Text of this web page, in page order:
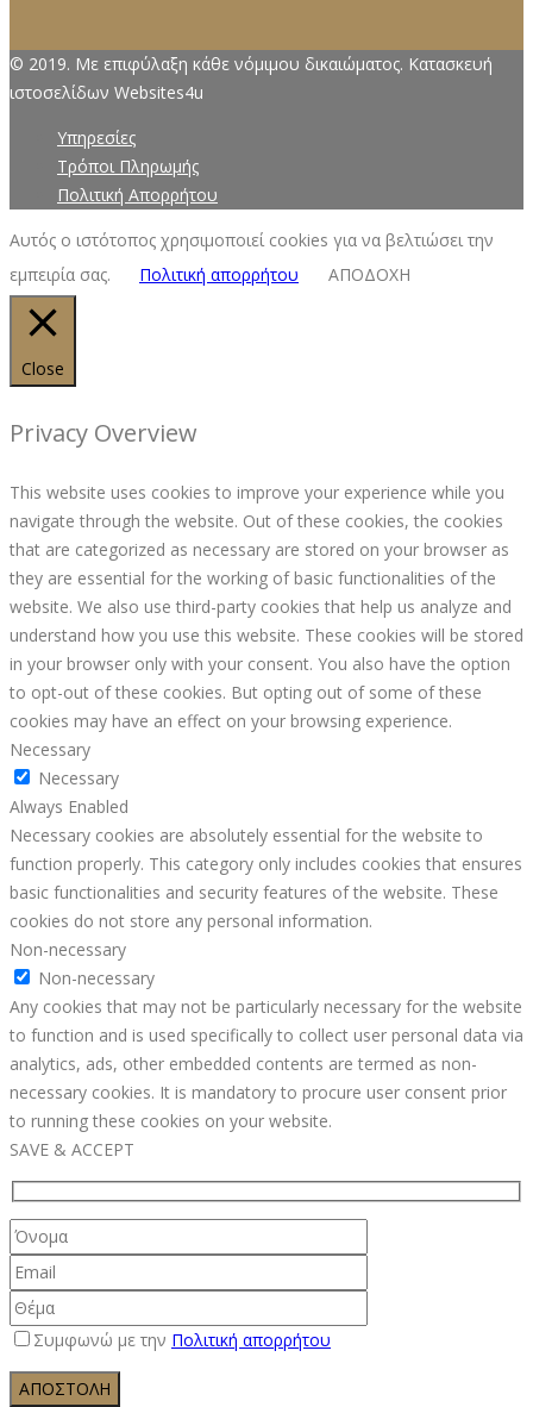
© 2019. Με επιφύλαξη κάθε νόμιμου δικαιώματος. Κατασκευή
ιστοσελίδων Websites4u
Υπηρεσίες
Τρόποι Πληρωμής
Πολιτική Απορρήτου
Αυτός ο ιστότοπος χρησιμοποιεί cookies για να βελτιώσει την
εμπειρία σας.
Πολιτική απορρήτου ΑΠΟΔΟΧΗ
Close
Privacy Overview
This website uses cookies to improve your experience while you
navigate through the website. Out of these cookies, the cookies
that are categorized as necessary are stored on your browser as
they are essential for the working of basic functionalities of the
website. We also use third-party cookies that help us analyze and
understand how you use this website. These cookies will be stored
in your browser only with your consent. You also have the option
to opt-out of these cookies. But opting out of some of these
cookies may have an effect on your browsing experience.
Necessary
Necessary
Always Enabled
Necessary cookies are absolutely essential for the website to
function properly. This category only includes cookies that ensures
basic functionalities and security features of the website. These
cookies do not store any personal information.
Non-necessary
Non-necessary
Any cookies that may not be particularly necessary for the website
to function and is used specifically to collect user personal data via
analytics, ads, other embedded contents are termed as non-
necessary cookies. It is mandatory to procure user consent prior
to running these cookies on your website.
SAVE & ACCEPT
Συμφωνώ με την Πολιτική απορρήτου